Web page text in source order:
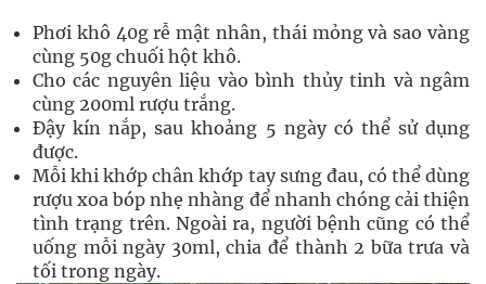
Phơi khô 40g rễ mật nhân, thái mỏng và sao vàng
cùng 50g chuối hột khô.
Cho các nguyên liệu vào bình thủy tinh và ngâm
cùng 200ml rượu trắng.
Đậy kín nắp, sau khoảng 5 ngày có thể sử dụng
được.
Mỗi khi khớp chân khớp tay sưng đau, có thể dùng
rượu xoa bóp nhẹ nhàng để nhanh chóng cải thiện
tình trạng trên. Ngoài ra, người bệnh cũng có thể
uống mỗi ngày 30ml, chia để thành 2 bữa trưa và
tối trong ngày.